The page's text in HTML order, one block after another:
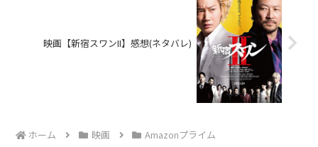
映画【新宿スワンII】感想(ネタバレ)
ホーム 映画 Amazonプライム